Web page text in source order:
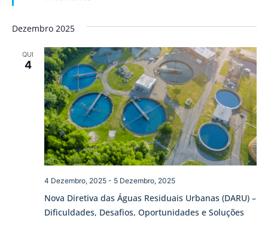
Dezembro 2025
QUI
4
Nova Diretiva das Águas Residuais Urbanas (DARU) –
Dificuldades, Desafios, Oportunidades e Soluções
4 Dezembro, 2025- 5 Dezembro, 2025